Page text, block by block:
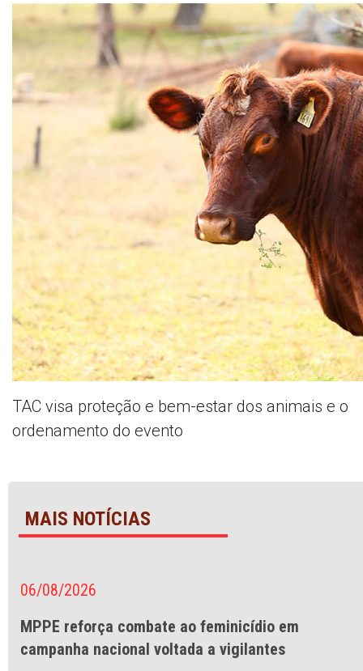
TAC visa proteção e bem-estar dos animais e o
ordenamento do evento
MAIS NOTÍCIAS
06/08/2026
MPPE reforça combate ao feminicídio em
campanha nacional voltada a vigilantes